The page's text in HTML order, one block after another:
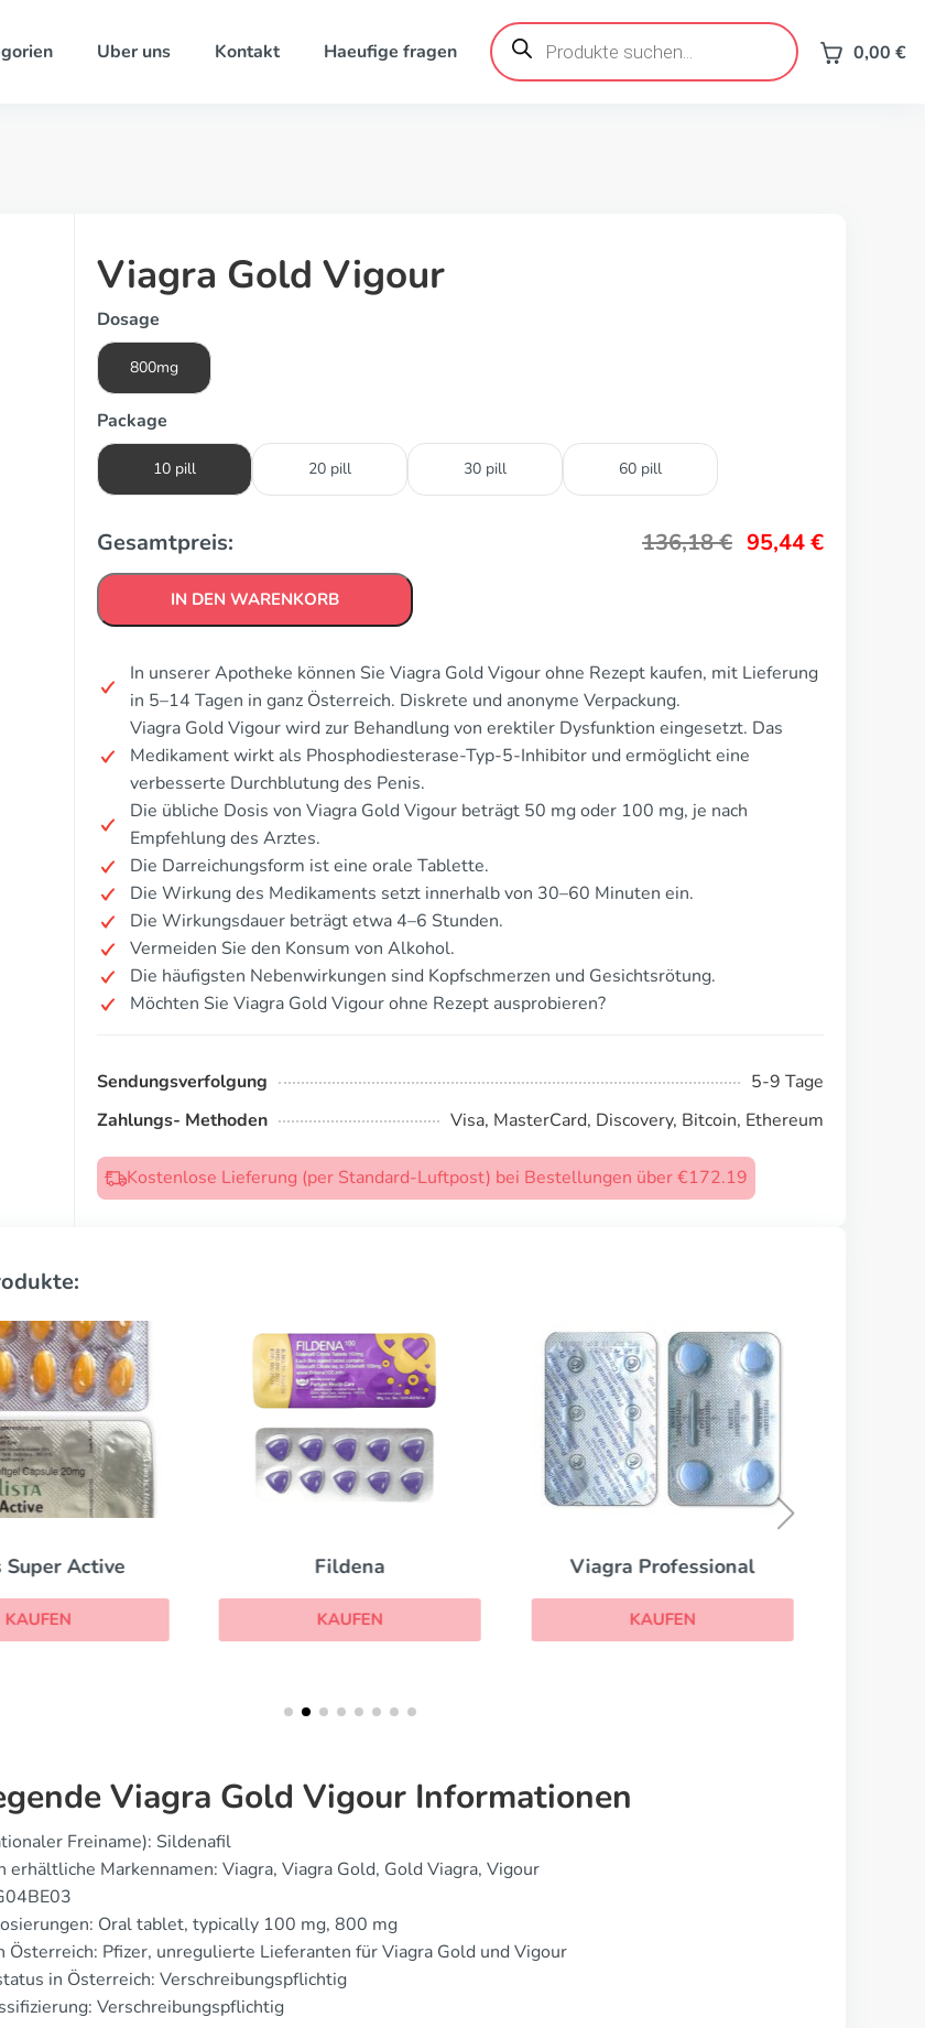
Uber uns Kontakt Haeufige fragen
Products
search 0,00 €
Viagra Gold Vigour
Dosage
800mg
Package
10 pill 20 pill 30 pill 60 pill
Gesamtpreis: 136,18€ 95,44€
IN DEN WARENKORB
In unserer Apotheke können Sie Viagra Gold Vigour ohne Rezept kaufen, mit Lieferung
in 5–14 Tagen in ganz Österreich. Diskrete und anonyme Verpackung.
Viagra Gold Vigour wird zur Behandlung von erektiler Dysfunktion eingesetzt. Das
Medikament wirkt als Phosphodiesterase-Typ-5-Inhibitor und ermöglicht eine
verbesserte Durchblutung des Penis.
Die übliche Dosis von Viagra Gold Vigour beträgt 50 mg oder 100 mg, je nach
Empfehlung des Arztes.
Die Darreichungsform ist eine orale Tablette.
Die Wirkung des Medikaments setzt innerhalb von 30–60 Minuten ein.
Die Wirkungsdauer beträgt etwa 4–6 Stunden.
Vermeiden Sie den Konsum von Alkohol.
Die häufigsten Nebenwirkungen sind Kopfschmerzen und Gesichtsrötung.
Möchten Sie Viagra Gold Vigour ohne Rezept ausprobieren?
Sendungsverfolgung
5-9 Tage
Zahlungs- Methoden
Visa, MasterCard, Discovery, Bitcoin, Ethereum
Kostenlose Lieferung (per Standard-Luftpost) bei Bestellungen über €172.19
Super Active
KAUFEN
Fildena
KAUFEN
Viagra Professional
KAUFEN
Viagra Gold Vigour Informationen
Freiname): Sildenafil
erhältliche Markennamen: Viagra, Viagra Gold, Gold Viagra, Vigour
Oral tablet, typically 100 mg, 800 mg
Österreich: Pfizer, unregulierte Lieferanten für Viagra Gold und Vigour
in Österreich: Verschreibungspflichtig
Verschreibungspflichtig